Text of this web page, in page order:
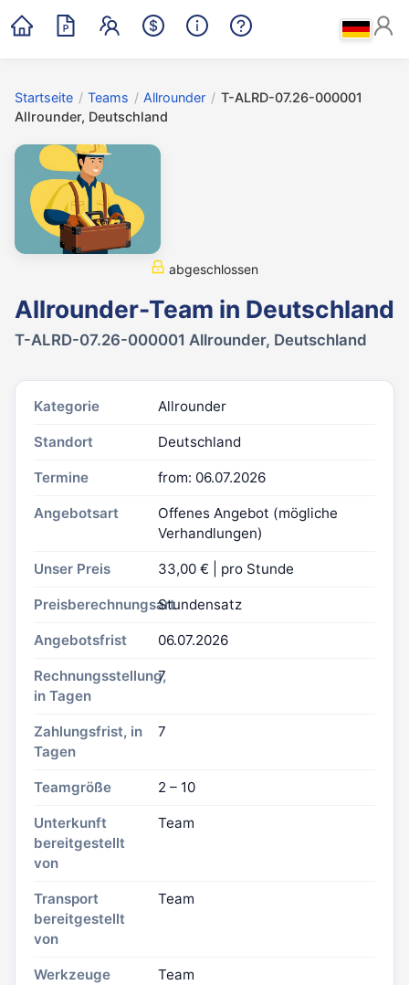
Startseite / Teams / Allrounder / T-ALRD-07.26-000001
Allrounder, Deutschland
abgeschlossen
Allrounder-Team in Deutschland
T-ALRD-07.26-000001 Allrounder, Deutschland
Kategorie Allrounder
Standort Deutschland
Termine from: 06.07.2026
Angebotsart
Offenes Angebot (mögliche
Verhandlungen)
Unser Preis 33,00 € | pro Stunde
PreisberechnungsartStundensatz
Angebotsfrist 06.07.2026
Rechnungsstellung,
in Tagen
7
Zahlungsfrist, in
Tagen
7
Teamgröße 2 – 10
Unterkunft
bereitgestellt
von
Team
Transport
bereitgestellt
von
Team
Werkzeuge
Team